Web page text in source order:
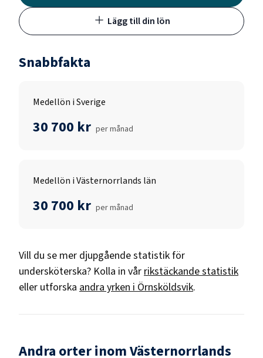
Lägg till din lön
Snabbfakta
Medellön i Sverige
30 700 kr per månad
Medellön i Västernorrlands län
30 700 kr per månad
Vill du se mer djupgående statistik för
undersköterska? Kolla in vår rikstäckande statistik
eller utforska andra yrken i Örnsköldsvik.
Andra orter inom Västernorrlands